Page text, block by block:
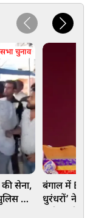
चुनाव
सेना,
को
बंगाल में BJP
धुरंधरों’ ने